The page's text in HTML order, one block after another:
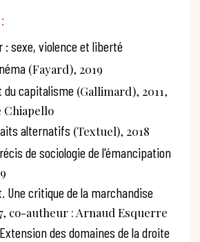
: sexe, violence et liberté
(Fayard), 2019
du capitalisme (Gallimard), 2011,
Chiapello
alternatifs (Textuel), 2018
de sociologie de l'émancipation
Une critique de la marchandise
co-autheur : Arnaud Esquerre
des domaines de la droite